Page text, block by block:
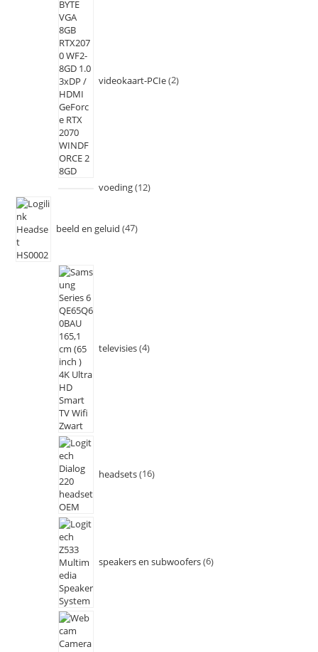
videokaart-PCIe 2
voeding 12
beeld en geluid 47
televisies 4
headsets 16
speakers en subwoofers 6